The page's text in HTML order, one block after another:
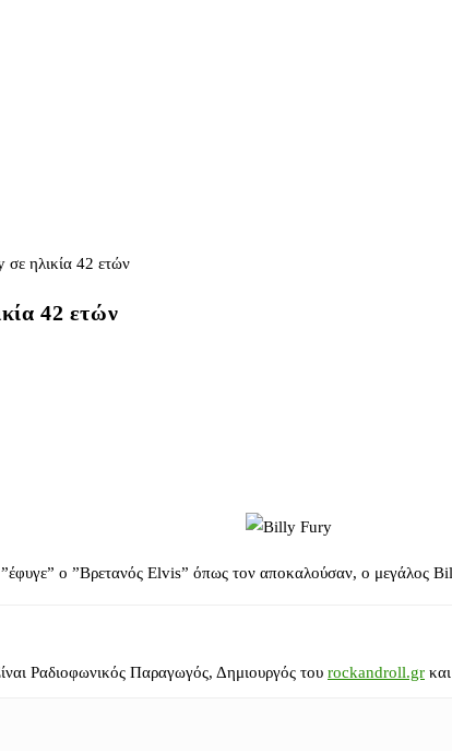
42 ετών
ο ”Βρετανός Elvis” όπως τον αποκαλούσαν, ο μεγάλος
Ραδιοφωνικός Παραγωγός, Δημιουργός του rockandroll.gr